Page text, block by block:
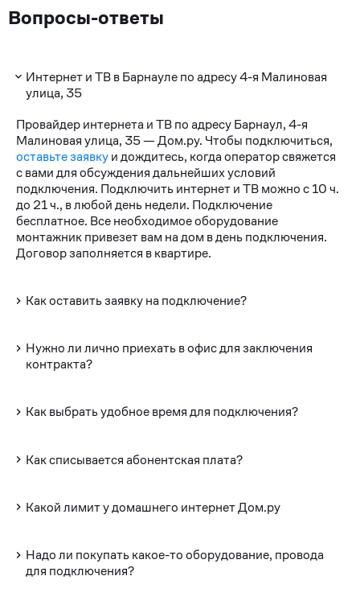
Вопросы-ответы
Интернет и ТВ в Барнауле по адресу 4-я Малиновая
улица, 35
Провайдер интернета и ТВ по адресу Барнаул, 4-я
Малиновая улица, 35 — Дом.ру. Чтобы подключиться,
оставьте заявкуи дождитесь, когда оператор свяжется
с вами для обсуждения дальнейших условий
подключения. Подключить интернет и ТВ можно с 10 ч.
до 21 ч., в любой день недели. Подключение
бесплатное. Все необходимое оборудование
монтажник привезет вам на дом в день подключения.
Договор заполняется в квартире.
Как оставить заявку на подключение?
Нужно ли лично приехать в офис для заключения
контракта?
Как выбрать удобное время для подключения?
Как списывается абонентская плата?
Какой лимит у домашнего интернет Дом.ру
Надо ли покупать какое-то оборудование, провода
для подключения?